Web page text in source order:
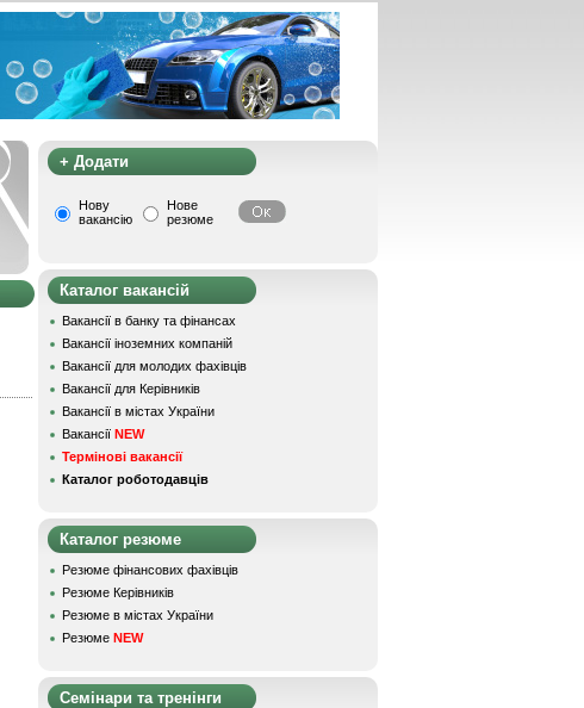
+ Додати
Нову
вакансію
Нове
резюме
Каталог вакансій
Вакансії в банку та фінансах
Вакансії іноземних компаній
Вакансії для молодих фахівців
Вакансії для Керівників
Вакансії в містах України
Вакансії NEW
Термінові вакансії
Каталог роботодавців
Каталог резюме
Резюме фінансових фахівців
Резюме Керівників
Резюме в містах України
Резюме NEW
Семінари та тренінги